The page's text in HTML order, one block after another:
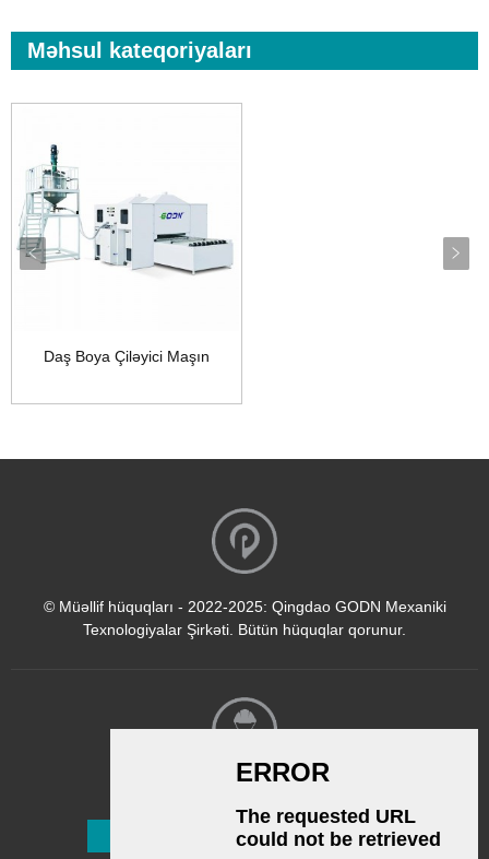
Məhsul kateqoriyaları
Daş Boya Çiləyici Maşın
© Müəllif hüquqları - 2022-2025: Qingdao GODN Mexaniki
Texnologiyalar Şirkəti. Bütün hüquqlar qorunur.
Abunə Olun